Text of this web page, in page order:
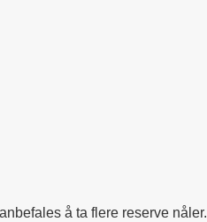
å ta flere reserve nåler.